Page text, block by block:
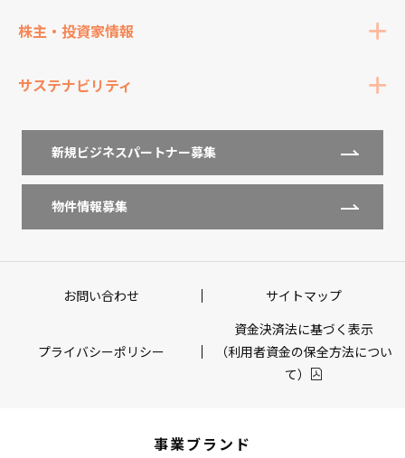
株主・投資家情報
サステナビリティ
新規ビジネスパートナー募集
物件情報募集
お問い合わせ サイトマップ
プライバシーポリシー
資金決済法に基づく表示
（利用者資金の保全方法につい
て）
事業ブランド